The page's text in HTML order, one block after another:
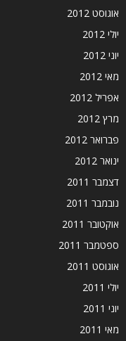
אוגוסט 2012
יולי 2012
יוני 2012
מאי 2012
אפריל 2012
מרץ 2012
פברואר 2012
ינואר 2012
דצמבר 2011
נובמבר 2011
אוקטובר 2011
ספטמבר 2011
אוגוסט 2011
יולי 2011
יוני 2011
מאי 2011